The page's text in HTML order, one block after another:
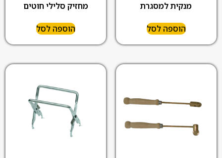
מנקית למסגרת
הוספה לסל
מחזיק סלילי חוטים
הוספה לסל